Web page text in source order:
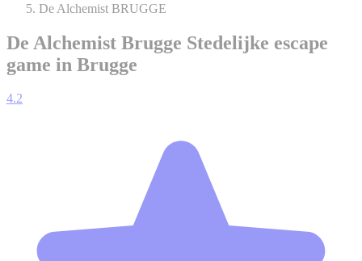
De Alchemist BRUGGE
De Alchemist Brugge Stedelijke escape
game in Brugge
4.2